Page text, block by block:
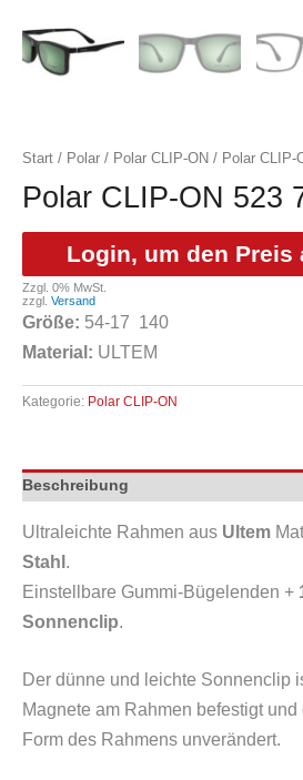
Start / Polar / Polar CLIP-ON / Polar CLIP-
Polar CLIP-ON 523
Login, um den Preis
Zzgl. 0% MwSt.
zzgl. Versand
Größe: 54-17 140
Material: ULTEM
Kategorie: Polar CLIP-ON
Beschreibung
Ultraleichte Rahmen aus Ultem
Stahl .
Einstellbare Gummi-Bügelenden +
Sonnenclip.
Der dünne und leichte Sonnenclip
Magnete am Rahmen befestigt
Form des Rahmens unverändert.